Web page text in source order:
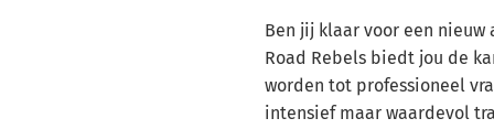
Ben jij klaar voor een nieuw
Road Rebels biedt jou de
worden tot professioneel
intensief maar waardevol